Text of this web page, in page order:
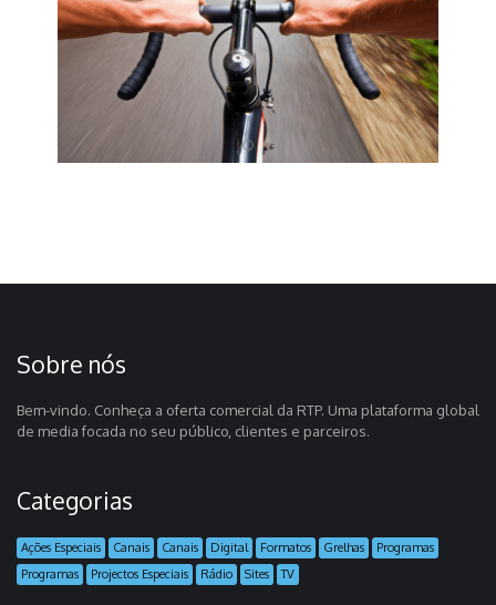
Sobre nós
Bem-vindo. Conheça a oferta comercial da RTP. Uma plataforma global
de media focada no seu público, clientes e parceiros.
Categorias
Ações Especiais Canais Canais Digital Formatos Grelhas
Programas
Programas
Projectos Especiais Rádio Sites TV